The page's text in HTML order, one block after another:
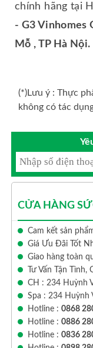
chính hãng tại
- G3 Vinhomes
Mỗ , TP Hà Nội.
(*)Lưu ý : Thực
không có tác
CỬA HÀNG
Cam kết sản
Giá Ưu Đãi Tốt
Giao hàng toàn
Tư Vấn Tận
CH : 234 Huỳnh
Spa : 234 Huỳnh
Hotline : 0868
Hotline : 0886
Hotline : 0836